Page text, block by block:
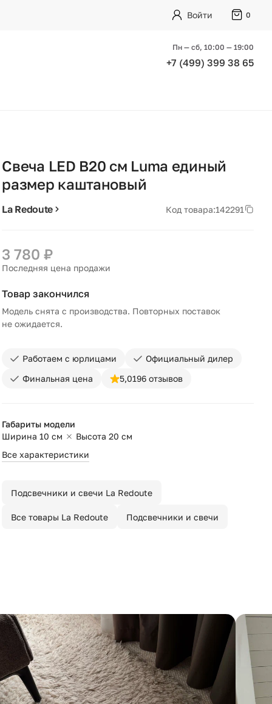
Войти 0
Пн — сб, 10:00 — 19:00
+7 (499) 399 38 65
Свеча LED В20 см Luma единый
размер каштановый
La Redoute Код товара:142291
3 780 ₽
Последняя цена продажи
Товар закончился
Модель снята с производства. Повторных поставок
не ожидается.
Работаем с юрлицами
Официальный дилер
Финальная цена
5,0196 отзывов
Габариты модели
Ширина 10 см
Высота 20 см
Все характеристики
Подсвечники и свечи La Redoute
Все товары La Redoute Подсвечники и свечи